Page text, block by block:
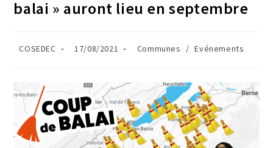
balai » auront lieu en septembre
COSEDEC 17/08/2021 Communes / Evénements